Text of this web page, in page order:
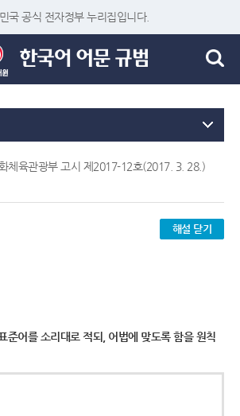
국 공식 전자정부 누리집입니다.
체육관광부 고시 제2017-12호(2017. 3. 28.)
해설 닫기
준어를 소리대로 적되, 어법에 맞도록 함을 원칙